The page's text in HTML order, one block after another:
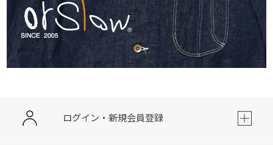
ログイン・新規会員登録